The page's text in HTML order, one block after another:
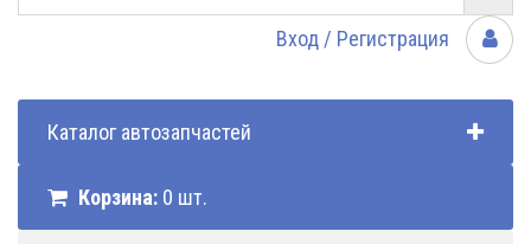
Вход / Регистрация
Каталог автозапчастей
Корзина: 0 шт.